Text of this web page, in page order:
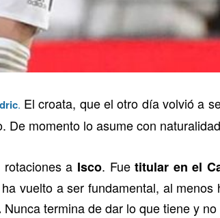
. El croata, que el otro día volvió a
De momento lo asume con
a Isco. Fuetitular en el
vuelto a ser fundamental, al
Nunca termina de dar lo que tiene y